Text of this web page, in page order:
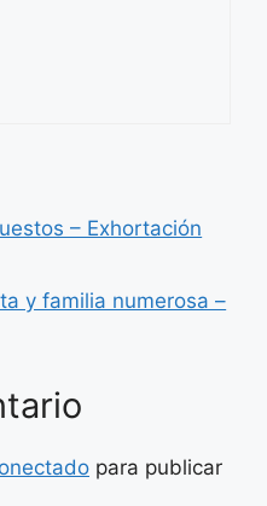
– Exhortación
y familia numerosa –
para publicar